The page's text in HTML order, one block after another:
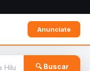
Anunciate
🔍 Buscar